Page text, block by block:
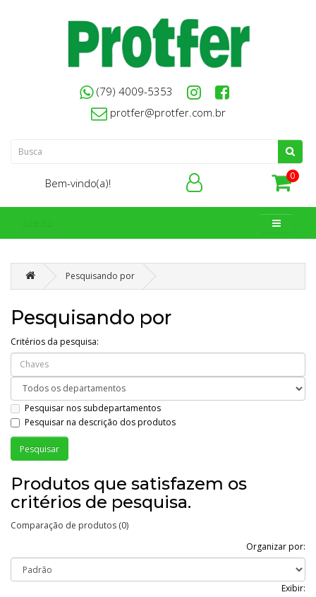
(79) 4009-5353
protfer@protfer.com.br
Bem-vindo(a)!
0
Pesquisando por
Pesquisando por
Critérios da pesquisa:
Pesquisar nos subdepartamentos
Pesquisar na descrição dos produtos
Produtos que satisfazem os
critérios de pesquisa.
Comparação de produtos (0)
Organizar por:
Exibir: